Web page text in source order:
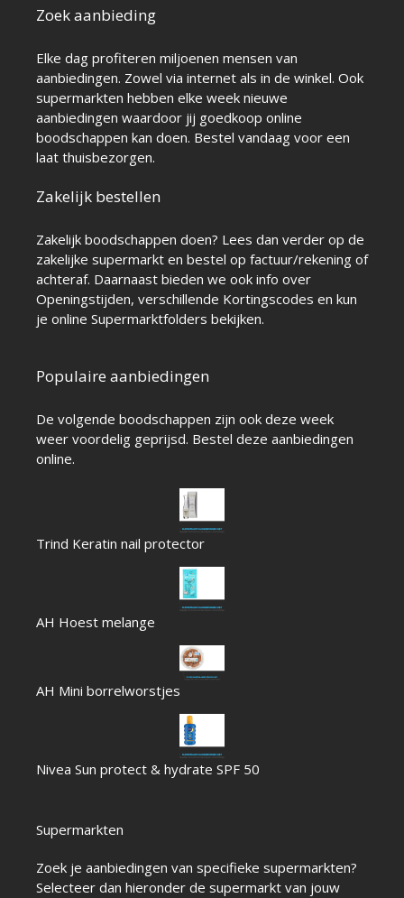
Zoek aanbieding
Elke dag profiteren miljoenen mensen van
aanbiedingen. Zowel via internet als in de winkel. Ook
supermarkten hebben elke week nieuwe
aanbiedingen waardoor jij goedkoop online
boodschappen kan doen. Bestel vandaag voor een
laat thuisbezorgen.
Zakelijk bestellen
Zakelijk boodschappen doen? Lees dan verder op de
zakelijke supermarkt en bestel op factuur/rekening of
achteraf. Daarnaast bieden we ook info over
Openingstijden, verschillende Kortingscodes en kun
je online Supermarktfolders bekijken.
Populaire aanbiedingen
De volgende boodschappen zijn ook deze week
weer voordelig geprijsd. Bestel deze aanbiedingen
online.
Trind Keratin nail protector
AH Hoest melange
AH Mini borrelworstjes
Nivea Sun protect & hydrate SPF 50
Supermarkten
Zoek je aanbiedingen van specifieke supermarkten?
Selecteer dan hieronder de supermarkt van jouw